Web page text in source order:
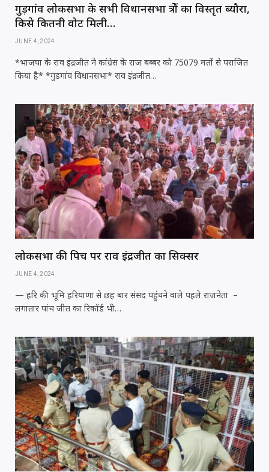
गुड़गांव लोकसभा के सभी विधानसभा क्षेत्रों का विस्तृत ब्यौरा,
किसे कितनी वोट मिली…
JUNE 4, 2024
*भाजपा के राव इंद्रजीत ने कांग्रेस के राज बब्बर को 75079 मतों से पराजित
किया है* *गुडगांव विधानसभा* राव इंद्रजीत…
लोकसभा की पिच पर राव इंद्रजीत का सिक्सर
JUNE 4, 2024
— हरि की भूमि हरियाणा से छह बार संसद पहुंचने वाले पहले राजनेता –
लगातार पांच जीत का रिकॉर्ड भी…